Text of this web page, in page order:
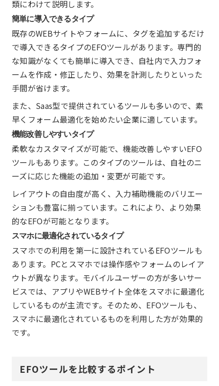
類にわけて説明します。
簡単に導入できるタイプ
既存のWEBサイトやフォームに、タグを追加するだけ
で導入できるタイプのEFOツールがあります。専門的
な知識がなくても簡単に導入でき、自社内で入力フォ
ームを作成・修正したり、効果を計測したりといった
手間が省けます。
また、Saas型で提供されているツールも多いので、素
早くフォーム最適化を始めたい企業に適しています。
機能改善しやすいタイプ
柔軟なカスタマイズが可能で、機能改善しやすいEFO
ツールもあります。このタイプのツールは、自社のニ
ーズに応じた機能の追加・変更が可能です。
レイアウトの自由度が高く、入力補助機能のバリエー
ションも豊富に揃っています。これにより、より効果
的なEFOが可能となります。
スマホに最適化されているタイプ
スマホでの利用を第一に設計されているEFOツールも
あります。PCとスマホでは操作感やフォームのレイア
ウトが異なります。モバイルユーザーの方が多いサー
ビスでは、アプリやWEBサイト全体をスマホに最適化
しているものが主流です。そのため、EFOツールも、
スマホに最適化されているものを利用した方が効果的
です。
EFOツールを比較するポイント